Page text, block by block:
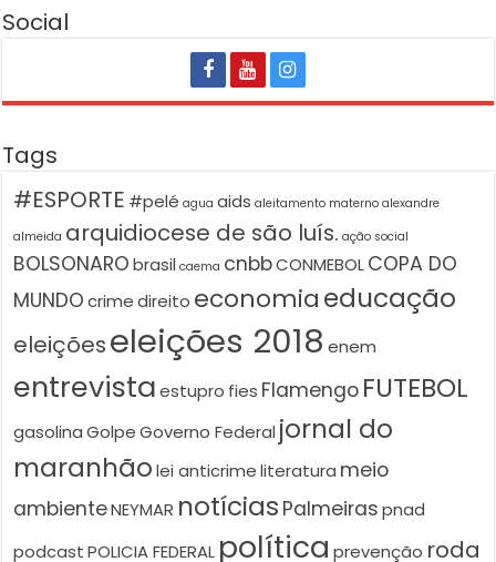
Social
Tags
#ESPORTE #pelé agua aids aleitamento materno alexandre
almeida arquidiocese de são luís. ação social
BOLSONARO brasil caema cnbbCONMEBOLCOPA DO
MUNDO crime direito economiaeducação
eleiçõeseleições 2018 enem
entrevista estupro fies Flamengo FUTEBOL
gasolina Golpe Governo Federal jornal do
maranhão lei anticrime literatura meio
ambienteNEYMAR notícias Palmeiras pnad
podcast POLICIA FEDERAL política prevenção roda